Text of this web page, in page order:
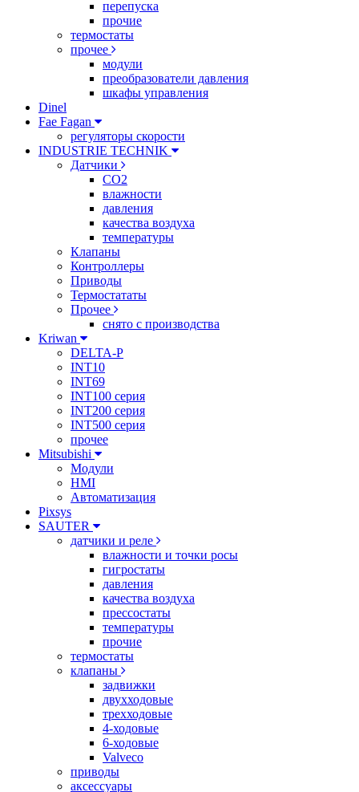
перепуска
прочие
термостаты
прочее
модули
преобразователи давления
шкафы управления
Dinel
Fae Fagan
регуляторы скорости
INDUSTRIE TECHNIK
Датчики
CO2
влажности
давления
качества воздуха
температуры
Клапаны
Контроллеры
Приводы
Термостататы
Прочее
снято с производства
Kriwan
DELTA-P
INT10
INT69
INT100 серия
INT200 серия
INT500 серия
прочее
Mitsubishi
Модули
HMI
Автоматизация
Pixsys
SAUTER
датчики и реле
влажности и точки росы
гигростаты
давления
качества воздуха
прессостаты
температуры
прочие
термостаты
клапаны
задвижки
двухходовые
трехходовые
4-ходовые
6-ходовые
Valveco
приводы
аксессуары